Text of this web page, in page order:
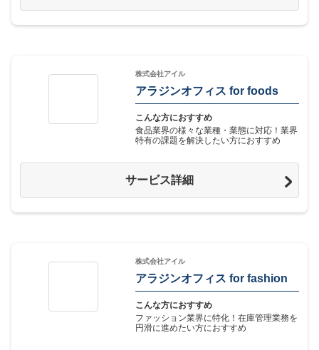
株式会社アイル
アラジンオフィス for foods
こんな方におすすめ
食品業界の様々な業種・業態に対応！業界
特有の課題を解決したい方におすすめ
サービス詳細
株式会社アイル
アラジンオフィス for fashion
こんな方におすすめ
ファッション業界に特化！在庫管理業務を
円滑に進めたい方におすすめ